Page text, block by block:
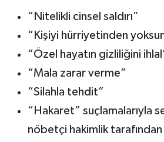
“Nitelikli cinsel saldırı”
“Kişiyi hürriyetinden yoksun
“Özel hayatın gizliliğini
“Mala zarar verme”
“Silahla tehdit”
“Hakaret” suçlamalarıyla
nöbetçi hakimlik